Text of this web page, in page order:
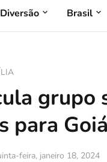
Diversão Brasil
grupo
para
feira, janeiro 18, 2024